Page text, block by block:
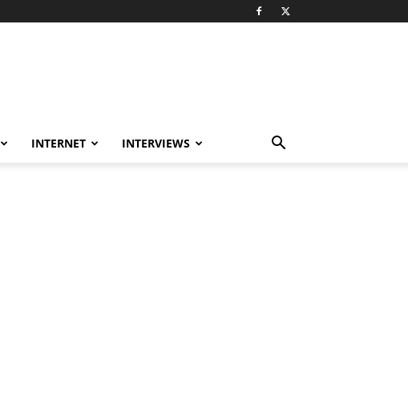
INTERNET INTERVIEWS